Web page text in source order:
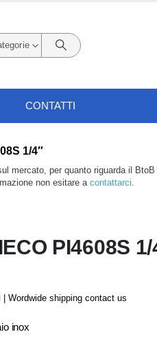
CONTATTI
1/4″
mercato, per quanto riguarda il
non esitare a contattarci
PI4608S 1/
Wordwide shipping contact us
inox